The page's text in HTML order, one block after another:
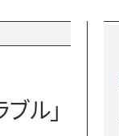
ル」